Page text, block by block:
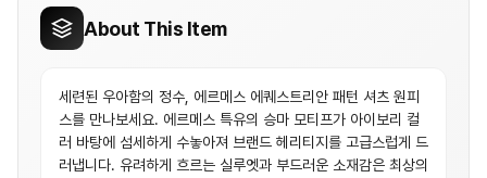
About This Item
세련된 우아함의 정수, 에르메스 에퀘스트리안 패턴 셔츠 원피
스를 만나보세요. 에르메스 특유의 승마 모티프가 아이보리 컬
러 바탕에 섬세하게 수놓아져 브랜드 헤리티지를 고급스럽게 드
러냅니다. 유려하게 흐르는 실루엣과 부드러운 소재감은 최상의